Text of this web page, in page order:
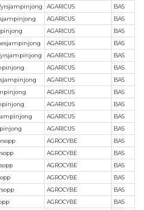
AGARICUS
BAS
AGARICUS
BAS
AGARICUS
BAS
AGARICUS
BAS
AGARICUS
BAS
AGARICUS
BAS
AGARICUS
BAS
AGARICUS
BAS
AGARICUS
BAS
AGARICUS
BAS
AGARICUS
BAS
AGROCYBE
BAS
AGROCYBE
BAS
AGROCYBE
BAS
AGROCYBE
BAS
AGROCYBE
BAS
AGROCYBE
BAS